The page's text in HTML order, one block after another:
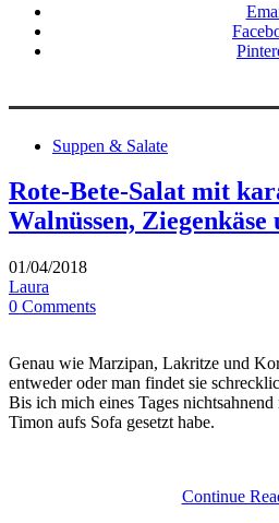
Suppen & Salate
Rote-Bete-Salat mit
Walnüssen, Ziegenkäse
01/04/2018
Laura
0 Comments
Genau wie Marzipan, Lakritze und
entweder oder man findet sie
Bis ich mich eines Tages nichtsahnend
Timon aufs Sofa gesetzt habe.
Continue